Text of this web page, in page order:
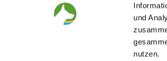
und
nutzen.
The German
Everything about the breed
Breeding and upbringing
Helper and saviour